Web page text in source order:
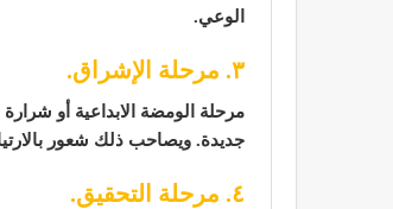
الوعي.
٣. مرحلة الإشراق.
مرحلة الومضة الابداعية أو
جديدة. ويصاحب ذلك شعور
٤. مرحلة التحقيق.